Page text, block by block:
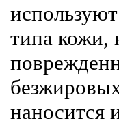
типа кожи,
наносится